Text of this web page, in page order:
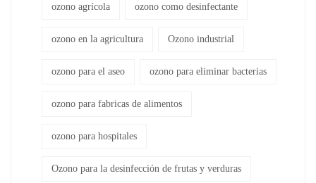
ozono agrícola ozono como desinfectante
ozono en la agricultura Ozono industrial
ozono para el aseo ozono para eliminar bacterias
ozono para fabricas de alimentos
ozono para hospitales
Ozono para la desinfección de frutas y verduras